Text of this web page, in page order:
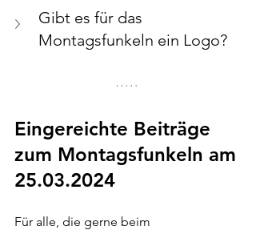
Gibt es für das
Montagsfunkeln ein Logo?
Eingereichte Beiträge
zum Montagsfunkeln am
25.03.2024
Für alle, die gerne beim